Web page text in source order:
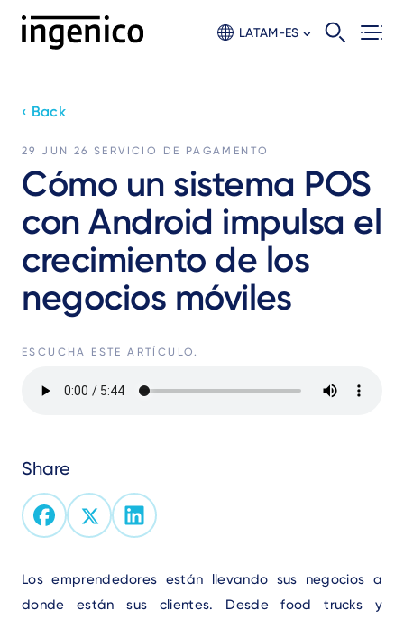
LATAM-ES
‹ Back
29 JUN 26SERVICIO DE PAGAMENTO
Cómo un sistema POS
con Android impulsa el
crecimiento de los
negocios móviles
ESCUCHA ESTE ARTÍCULO.
file
Share
Text
Los emprendedores están llevando sus negocios a
donde están sus clientes. Desde food trucks y